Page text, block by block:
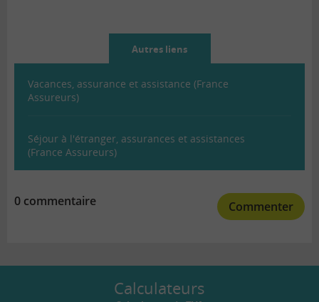
Autres liens
Vacances, assurance et assistance (France
Assureurs)
Séjour à l'étranger, assurances et assistances
(France Assureurs)
0 commentaire Commenter
Calculateurs